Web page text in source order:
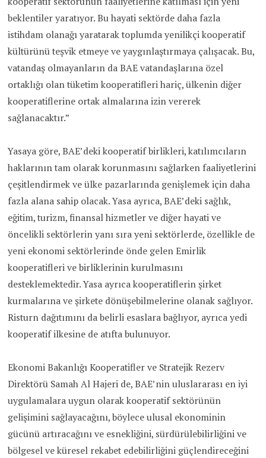
beklentiler yaratıyor. Bu hayati sektörde daha fazla
istihdam olanağı yaratarak toplumda yenilikçi kooperatif
kültürünü teşvik etmeye ve yaygınlaştırmaya çalışacak. Bu,
vatandaş olmayanların da BAE vatandaşlarına özel
ortaklığı olan tüketim kooperatifleri hariç, ülkenin diğer
kooperatiflerine ortak almalarına izin vererek
sağlanacaktır.”
Yasaya göre, BAE’deki kooperatif birlikleri, katılımcıların
haklarının tam olarak korunmasını sağlarken faaliyetlerini
çeşitlendirmek ve ülke pazarlarında genişlemek için daha
fazla alana sahip olacak. Yasa ayrıca, BAE’deki sağlık,
eğitim, turizm, finansal hizmetler ve diğer hayati ve
öncelikli sektörlerin yanı sıra yeni sektörlerde, özellikle de
yeni ekonomi sektörlerinde önde gelen Emirlik
kooperatifleri ve birliklerinin kurulmasını
desteklemektedir. Yasa ayrıca kooperatiflerin şirket
kurmalarına ve şirkete dönüşebilmelerine olanak sağlıyor.
Risturn dağıtımını da belirli esaslara bağlıyor, ayrıca yedi
kooperatif ilkesine de atıfta bulunuyor.
Ekonomi Bakanlığı Kooperatifler ve Stratejik Rezerv
Direktörü Samah Al Hajeri de, BAE’nin uluslararası en iyi
uygulamalara uygun olarak kooperatif sektörünün
gelişimini sağlayacağını, böylece ulusal ekonominin
gücünü artıracağını ve esnekliğini, sürdürülebilirliğini ve
bölgesel ve küresel rekabet edebilirliğini güçlendireceğini